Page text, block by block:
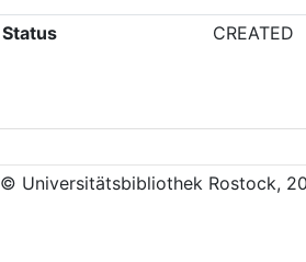
Status CREATED
© Universitätsbibliothek Rostock,